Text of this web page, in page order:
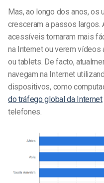
Mas, ao longo dos anos,
cresceram a passos
acessíveis tornaram mais
na Internet ou verem
ou tablets. De facto,
navegam na Internet
dispositivos, como
do tráfego global da Internet
telefones.